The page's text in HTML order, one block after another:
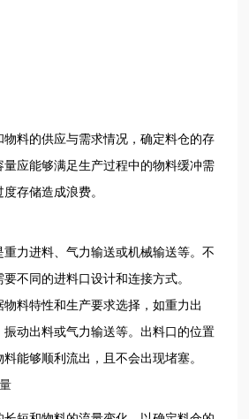
物料的供应与需求情况，确定料仓的存
量应能够满足生产过程中的物料缓冲需
存储造成浪费。
重力进料、气力输送或机械输送等。不
不同的进料口设计和连接方式。
物料特性和生产要求选择，如重力出
振动出料或气力输送等。出料口的位置
能够顺利流出，且不会出现堵塞。